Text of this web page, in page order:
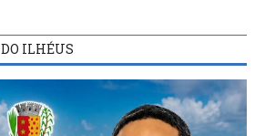
ILHÉUS